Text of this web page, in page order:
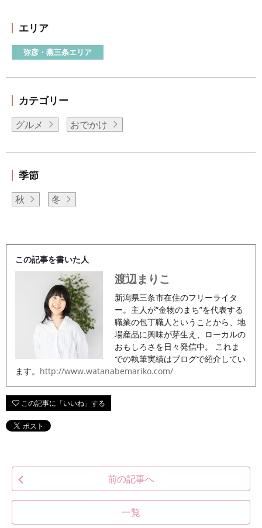
エリア
弥彦・燕三条エリア
カテゴリー
グルメ おでかけ
季節
秋 冬
この記事を書いた人
渡辺まりこ
新潟県三条市在住のフリーライタ
ー。主人が“金物のまち”を代表する
職業の包丁職人ということから、地
場産品に興味が芽生え、ローカルの
おもしろさを日々発信中。 これま
での執筆実績はブログで紹介してい
ます。 http://www.watanabemariko.com/
前の記事へ
一覧